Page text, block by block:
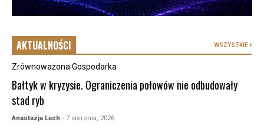
AKTUALNOŚCI WSZYSTKIE
Zrównoważona Gospodarka
Bałtyk w kryzysie. Ograniczenia połowów nie odbudowały
stad ryb
Anastazja Lach - 7 sierpnia, 2026